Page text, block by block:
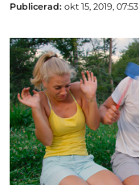
Publicerad: okt 15, 2019, 07:53